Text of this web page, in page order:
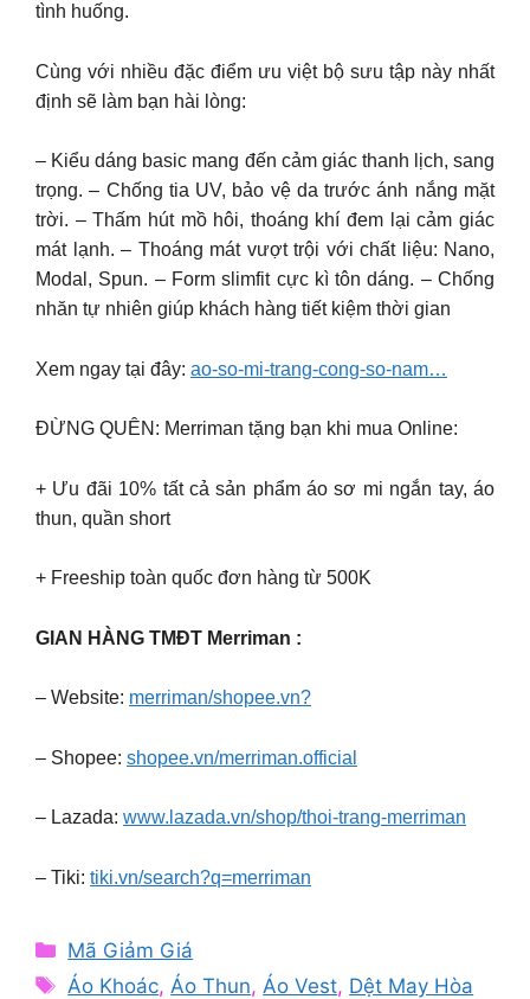
tình huống.
Cùng với nhiều đặc điểm ưu việt bộ sưu tập này nhất
định sẽ làm bạn hài lòng:
– Kiểu dáng basic mang đến cảm giác thanh lịch, sang
trọng. – Chống tia UV, bảo vệ da trước ánh nắng mặt
trời. – Thấm hút mồ hôi, thoáng khí đem lại cảm giác
mát lạnh. – Thoáng mát vượt trội với chất liệu: Nano,
Modal, Spun. – Form slimfit cực kì tôn dáng. – Chống
nhăn tự nhiên giúp khách hàng tiết kiệm thời gian
Xem ngay tại đây: ao-so-mi-trang-cong-so-nam…
ĐỪNG QUÊN: Merriman tặng bạn khi mua Online:
+ Ưu đãi 10% tất cả sản phẩm áo sơ mi ngắn tay, áo
thun, quần short
+ Freeship toàn quốc đơn hàng từ 500K
GIAN HÀNG TMĐT Merriman :
– Website: merriman/shopee.vn?
– Shopee: shopee.vn/merriman.official
– Lazada: www.lazada.vn/shop/thoi-trang-merriman
– Tiki: tiki.vn/search?q=merriman
Categories
Mã Giảm Giá
Tags
Áo Khoác, Áo Thun, Áo Vest, Dệt May Hòa